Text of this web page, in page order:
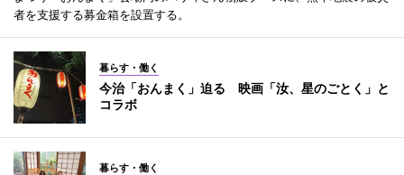
者を支援する募金箱を設置する。
暮らす・働く
今治「おんまく」迫る 映画「汝、星のごとく」と
コラボ
暮らす・働く